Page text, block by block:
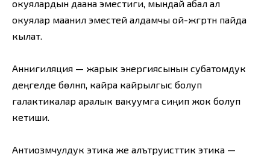
окуялардын даана эместиги, мындай абал ал
окуялар маанилүү эместей алдамчы ой-жүгүртүүнү пайда
кылат.
Аннигиляция — жарык энергиясынын субатомдук
деңгелде бөлүнүп, кайра кайрылгыс болуп
галактикалар аралык вакуумга сиңип жок болуп
кетиши.
Антиозүмчулдук этика же алътруисттик этика —